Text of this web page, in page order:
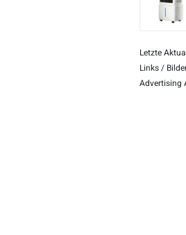
Letzte
Links /
Advertising